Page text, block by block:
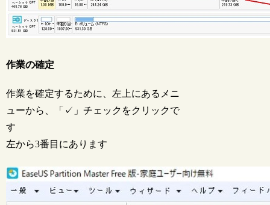
作業の確定
作業を確定するために、左上にあるメニ
ューから、「✓」チェックをクリックで
す
左から3番目にあります